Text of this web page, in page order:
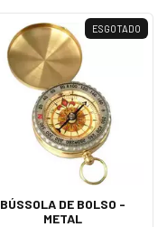
ESGOTADO
BÚSSOLA DE BOLSO -
METAL